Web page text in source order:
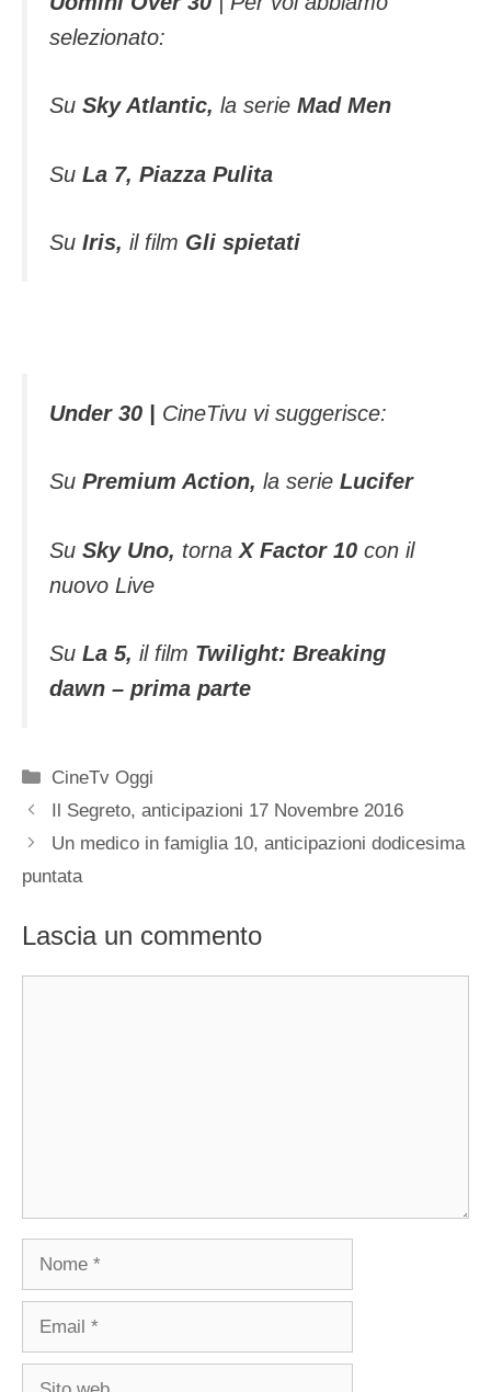
selezionato:
Su Sky Atlantic, la serie Mad Men
Su La 7, Piazza Pulita
Su Iris, il film Gli spietati
Under 30 | CineTivu vi suggerisce:
Su Premium Action, la serie Lucifer
Su Sky Uno, torna X Factor 10 con il
nuovo Live
Su La 5, il film Twilight: Breaking
dawn – prima parte
Categorie
CineTv Oggi
Il Segreto, anticipazioni 17 Novembre 2016
Un medico in famiglia 10, anticipazioni dodicesima
puntata
Lascia un commento
Nome
Email
Sito